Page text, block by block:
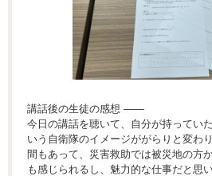
講話後の生徒の感想 ―—
今日の講話を聴いて、自分が持ってい
いう自衛隊のイメージががらりと変わ
間もあって、災害救助では被災地の方
も感じられるし、魅力的な仕事だと思い